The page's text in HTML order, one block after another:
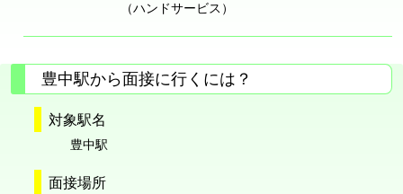
（ハンドサービス）
豊中駅から面接に行くには？
対象駅名
豊中駅
面接場所